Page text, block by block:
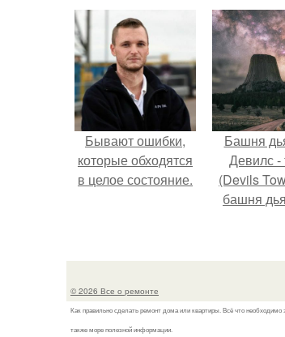
первом этаже.
Бывают ошибки,
которые обходятся
в целое состояние.
Башня
Девилс -
(Devils
башня
© 2026 Все о ремонте
Как правильно сделать ремонт дома или квартиры. Всё что необходимо
также море полезной информации.